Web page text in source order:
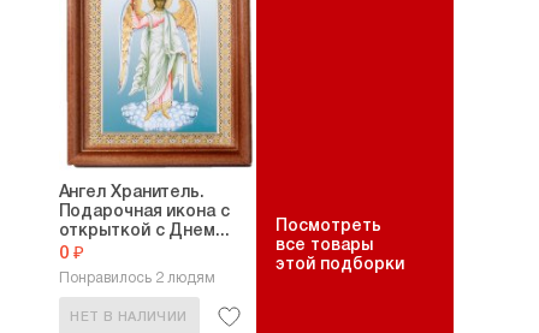
Ангел Хранитель.
Подарочная икона с
открыткой с Днем...
0 ₽
Понравилось 2 людям
НЕТ В НАЛИЧИИ
Посмотреть
все товары
этой подборки